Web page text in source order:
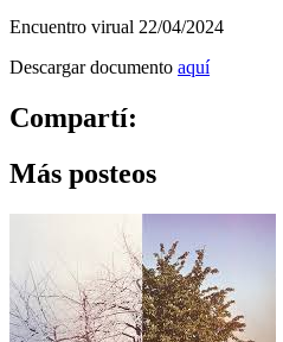
Encuentro virual 22/04/2024
Descargar documento aquí
Compartí:
Más posteos